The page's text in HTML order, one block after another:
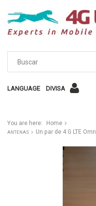
LANGUAGE DIVISA
You are here: Home
ANTENAS Un par de 4 G LTE